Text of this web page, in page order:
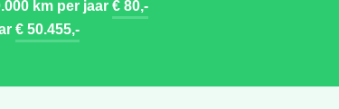
km per jaar€ 80,-
€ 50.455,-